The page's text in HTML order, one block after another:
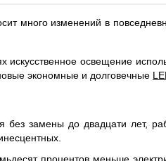
много изменений в
освещение
экономные и долговечные
без замены до двадцати лет,